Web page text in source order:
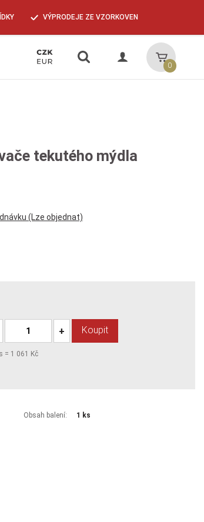
VÝPRODEJE ZE VZORKOVEN
Vyhledávání Košík
0
tekutého mýdla
(Lze objednat)
+ Koupit
= 1 061 Kč
Obsah balení: 1 ks